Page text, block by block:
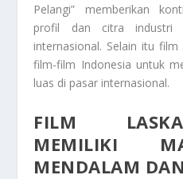
Pelangi” memberikan
profil dan citra industri
internasional. Selain itu
film-film Indonesia untuk
luas di pasar internasional.
FILM
MEMILIKI
MENDALAM